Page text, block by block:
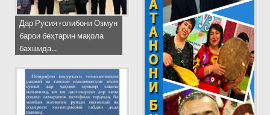
Дар Русия ғолибони Озмун
барои беҳтарин мақола
бахшида...